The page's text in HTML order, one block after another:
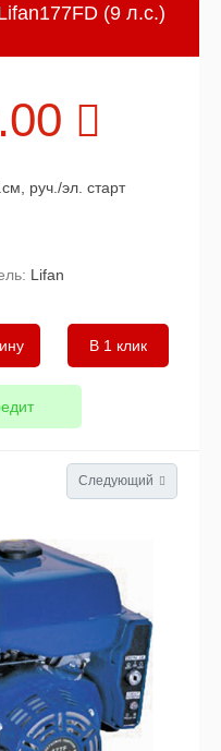
(9 л.с.)
руч./эл. старт
Lifan
В 1 клик
Следующий